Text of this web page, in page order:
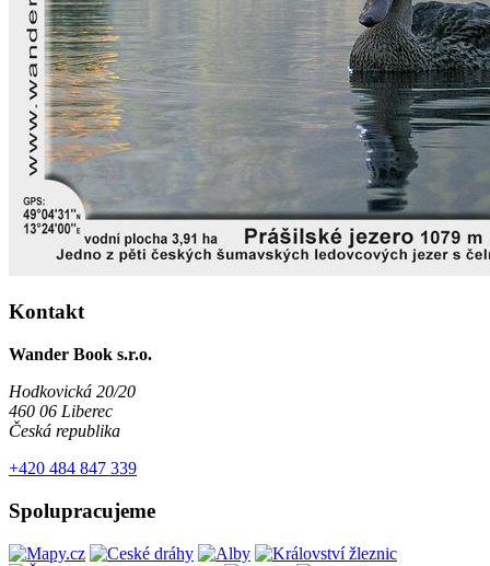
Kontakt
Wander Book s.r.o.
Hodkovická 20/20
460 06 Liberec
Česká republika
+420 484 847 339
Spolupracujeme